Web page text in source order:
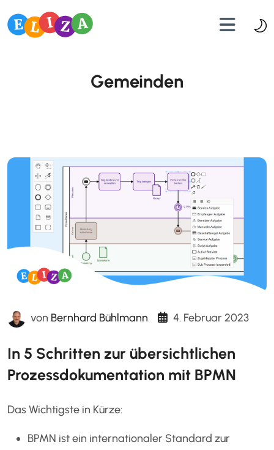
Gemeinden
von Bernhard Bühlmann 4. Februar 2023
In 5 Schritten zur übersichtlichen
Prozessdokumentation mit BPMN
Das Wichtigste in Kürze:
BPMN ist ein internationaler Standard zur